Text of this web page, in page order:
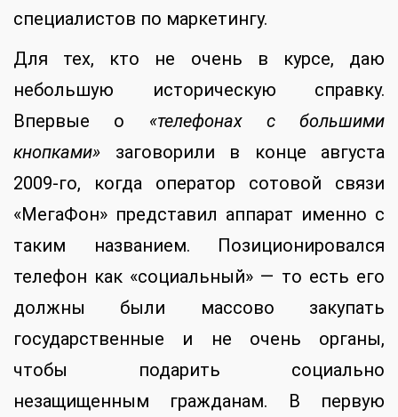
специалистов по маркетингу.
Для тех, кто не очень в курсе, даю
небольшую историческую справку.
Впервые о «телефонах с большими
кнопками» заговорили в конце августа
2009-го, когда оператор сотовой связи
«МегаФон» представил аппарат именно с
таким названием. Позиционировался
телефон как «социальный» — то есть его
должны были массово закупать
государственные и не очень органы,
чтобы подарить социально
незащищенным гражданам. В первую